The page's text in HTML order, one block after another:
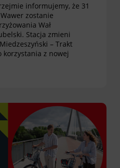
informujemy, że 31
zostanie
Wał
Stacja zmieni
– Trakt
korzystania z nowej